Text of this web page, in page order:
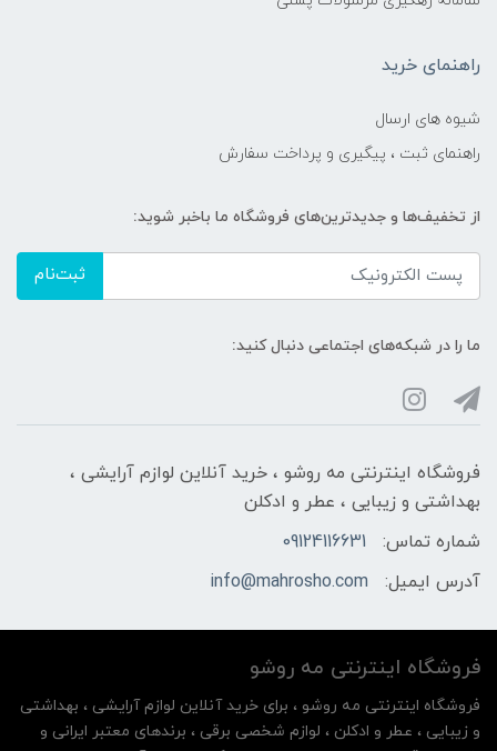
راهنمای خرید
شیوه های ارسال
راهنمای ثبت ، پیگیری و پرداخت سفارش
از تخفیف‌ها و جدیدترین‌های فروشگاه ما باخبر شوید:
ثبت‌نام
ما را در شبکه‌های اجتماعی دنبال کنید:
فروشگاه اینترنتی مه‌ رو‌شو ، خرید آنلاین لوازم آرایشی ،
بهداشتی و زیبایی ، عطر و ادکلن
شماره تماس:
09124116631
آدرس ایمیل:
info@mahrosho.com
فروشگاه اینترنتی مه‌ رو‌شو
فروشگاه اینترنتی مه‌ رو‌شو ، برای خرید آنلاین لوازم آرایشی ، بهداشتی
و زیبایی ، عطر و ادکلن ، لوازم شخصی برقی ، برندهای معتبر ایرانی و